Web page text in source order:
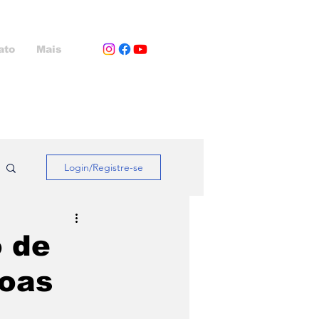
Mais
Login/Registre-se
de